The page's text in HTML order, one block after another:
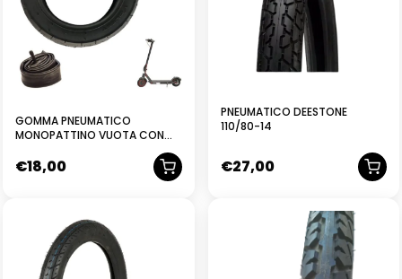
GOMMA PNEUMATICO
MONOPATTINO VUOTA CON
€18,00
PNEUMATICO DEESTONE
110/80-14
€27,00